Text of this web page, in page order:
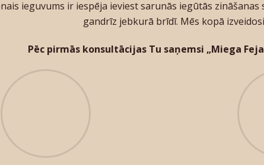
ieguvums ir iespēja ieviest sarunās iegūtās
gandrīz jebkurā brīdī. Mēs kopā
Pēc pirmās konsultācijas Tu saņemsi „Miega